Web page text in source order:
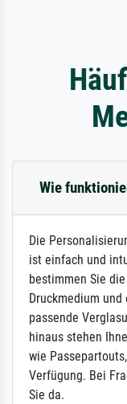
Wie
Die
ist einfach und
bestimmen Sie
Druckmedium
passende
hinaus stehen
wie
Verfügung. Bei
Sie da.